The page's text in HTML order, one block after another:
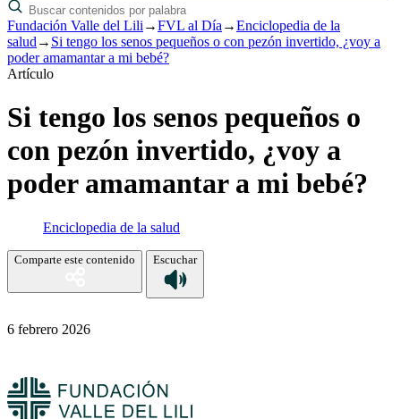
Fundación Valle del Lili →FVL al Día →Enciclopedia de la
salud → Si tengo los senos pequeños o con pezón invertido, ¿voy a
poder amamantar a mi bebé?
Artículo
Si tengo los senos pequeños o
con pezón invertido, ¿voy a
poder amamantar a mi bebé?
Enciclopedia de la salud
Comparte este contenido Escuchar
6 febrero 2026